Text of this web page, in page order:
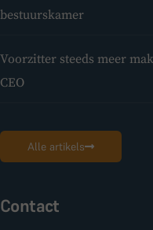
bestuurskamer
Voorzitter steeds meer
CEO
Alle artikels
Contact